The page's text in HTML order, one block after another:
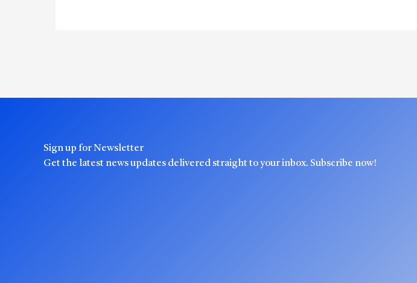
Sign up for Newsletter
Get the latest news updates delivered straight to your inbox. Subscribe now!